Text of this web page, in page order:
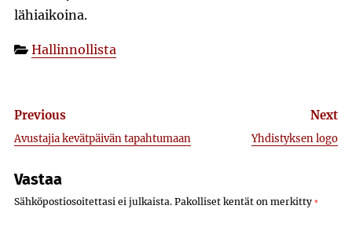
lähiaikoina.
Hallinnollista
Artikkelien
selaus
Previous
Avustajia kevätpäivän tapahtumaan
Next
Yhdistyksen logo
Vastaa
Sähköpostiosoitettasi ei julkaista. Pakolliset kentät on merkitty *